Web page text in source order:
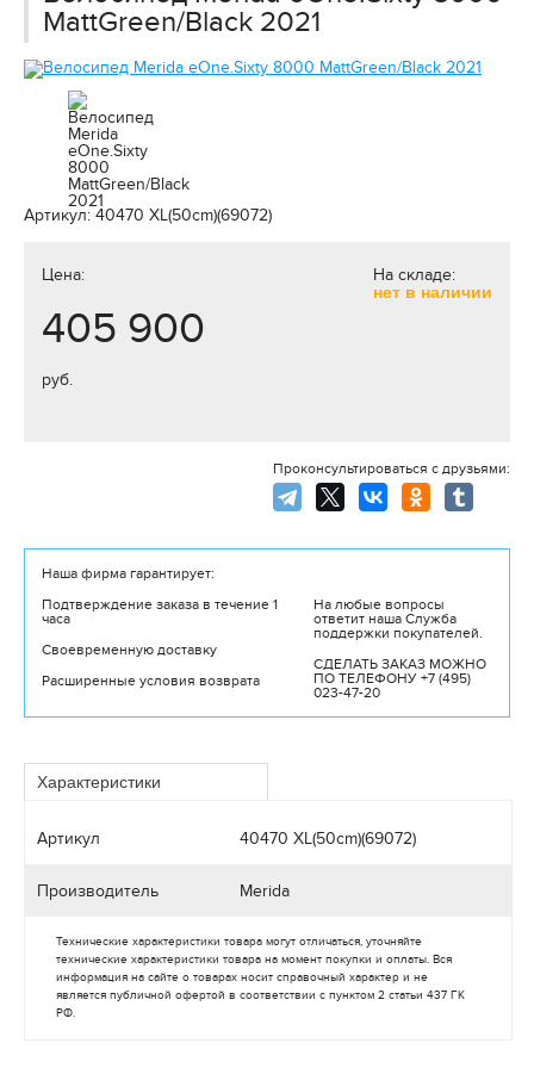
MattGreen/Black 2021
Артикул: 40470 XL(50cm)(69072)
Цена:
405 900
руб.
На складе:
нет в наличии
Проконсультироваться с друзьями:
Наша фирма гарантирует:
Подтверждение заказа в течение 1
часа
Своевременную доставку
Расширенные условия возврата
На любые вопросы
ответит наша Служба
поддержки покупателей.
СДЕЛАТЬ ЗАКАЗ МОЖНО
ПО ТЕЛЕФОНУ +7 (495)
023-47-20
Артикул 40470 XL(50cm)(69072)
Производитель Merida
Технические характеристики товара могут отличаться, уточняйте
технические характеристики товара на момент покупки и оплаты. Вся
информация на сайте о товарах носит справочный характер и не
является публичной офертой в соответствии с пунктом 2 статьи 437 ГК
РФ.